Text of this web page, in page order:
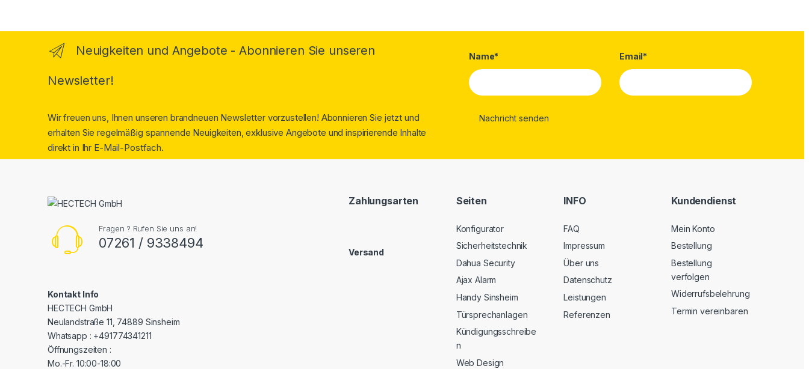
Neuigkeiten und Angebote - Abonnieren Sie unseren
Newsletter!
Wir freuen uns, Ihnen unseren brandneuen Newsletter vorzustellen! Abonnieren Sie jetzt und
erhalten Sie regelmäßig spannende Neuigkeiten, exklusive Angebote und inspirierende Inhalte
direkt in Ihr E-Mail-Postfach.
Name* Email*
Fragen ? Rufen Sie uns an!
07261 / 9338494
Kontakt Info
HECTECH GmbH
Neulandstraße 11, 74889 Sinsheim
Whatsapp : +491774341211
Öffnungszeiten :
Mo.-Fr. 10:00-18:00
Zahlungsarten
Versand
Seiten
Konfigurator
Sicherheitstechnik
Dahua Security
Ajax Alarm
Handy Sinsheim
Türsprechanlagen
Kündigungsschreibe
n
Web Design
INFO
FAQ
Impressum
Über uns
Datenschutz
Leistungen
Referenzen
Kundendienst
Mein Konto
Bestellung
Bestellung
verfolgen
Widerrufsbelehrung
Termin vereinbaren